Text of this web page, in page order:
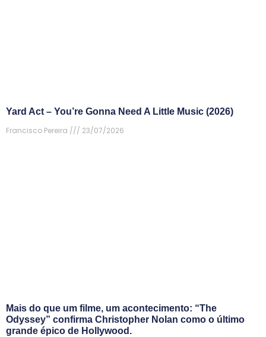
Yard Act – You’re Gonna Need A Little Music (2026)
Francisco Pereira
23/07/2026
Mais do que um filme, um acontecimento: “The
Odyssey” confirma Christopher Nolan como o último
grande épico de Hollywood.